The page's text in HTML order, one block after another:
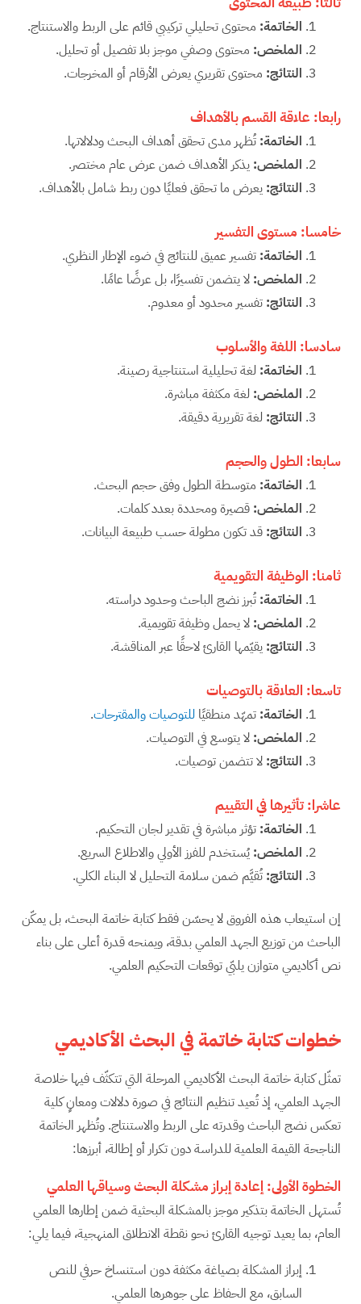
الخاتمة: محتوى تحليلي تركيبي قائم على الربط والاستنتاج.
الملخص: محتوى وصفي موجز بلا تفصيل أو تحليل.
النتائج: محتوى تقريري يعرض الأرقام أو المخرجات.
رابعا: علاقة القسم بالأهداف
الخاتمة: تُظهر مدى تحقق أهداف البحث ودلالاتها.
الملخص: يذكر الأهداف ضمن عرض عام مختصر.
النتائج: يعرض ما تحقق فعليًا دون ربط شامل بالأهداف.
خامسا: مستوى التفسير
الخاتمة: تفسير عميق للنتائج في ضوء الإطار النظري.
الملخص: لا يتضمن تفسيرًا، بل عرضًا عامًا.
النتائج: تفسير محدود أو معدوم.
سادسا: اللغة والأسلوب
الخاتمة: لغة تحليلية استنتاجية رصينة.
الملخص: لغة مكثفة مباشرة.
النتائج: لغة تقريرية دقيقة.
سابعا: الطول والحجم
الخاتمة: متوسطة الطول وفق حجم البحث.
الملخص: قصيرة ومحددة بعدد كلمات.
النتائج: قد تكون مطولة حسب طبيعة البيانات.
ثامنا: الوظيفة التقويمية
الخاتمة: تُبرز نضج الباحث وحدود دراسته.
الملخص: لا يحمل وظيفة تقويمية.
النتائج: يقيّمها القارئ لاحقًا عبر المناقشة.
تاسعا: العلاقة بالتوصيات
الخاتمة: تمهّد منطقيًا للتوصيات والمقترحات.
الملخص: لا يتوسع في التوصيات.
النتائج: لا تتضمن توصيات.
عاشرا: تأثيرها في التقييم
الخاتمة: تؤثر مباشرة في تقدير لجان التحكيم.
الملخص: يُستخدم للفرز الأولي والاطلاع السريع.
النتائج: تُقيَّم ضمن سلامة التحليل لا البناء الكلي.
إن استيعاب هذه الفروق لا يحسّن فقط كتابة خاتمة البحث، بل يمكّن
الباحث من توزيع الجهد العلمي بدقة، ويمنحه قدرة أعلى على بناء
نص أكاديمي متوازن يلبّي توقعات التحكيم العلمي.
خطوات كتابة خاتمة في البحث الأكاديمي
تمثّل كتابة خاتمة البحث الأكاديمي المرحلة التي تتكثّف فيها خلاصة
الجهد العلمي، إذ تُعيد تنظيم النتائج في صورة دلالات ومعانٍ كلية
تعكس نضج الباحث وقدرته على الربط والاستنتاج. وتُظهر الخاتمة
الناجحة القيمة العلمية للدراسة دون تكرار أو إطالة، أبرزها:
الخطوة الأولى: إعادة إبراز مشكلة البحث وسياقها العلمي
تُستهل الخاتمة بتذكير موجز بالمشكلة البحثية ضمن إطارها العلمي
العام، بما يعيد توجيه القارئ نحو نقطة الانطلاق المنهجية، فيما يلي:
إبراز المشكلة بصياغة مكثفة دون استنساخ حرفي للنص
السابق، مع الحفاظ على جوهرها العلمي.